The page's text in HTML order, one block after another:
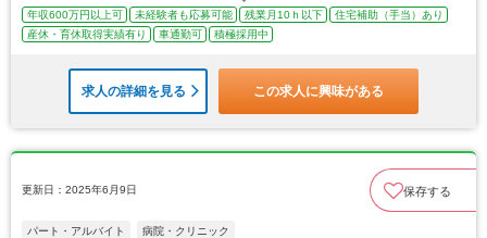
年収600万円以上可 未経験者も応募可能 残業月10ｈ以下
住宅補助（手当）あり
産休・育休取得実績有り
車通勤可 積極採用中
求人の詳細を見る この求人に興味がある
更新日：2025年6月9日 保存する
パート・アルバイト 病院・クリニック